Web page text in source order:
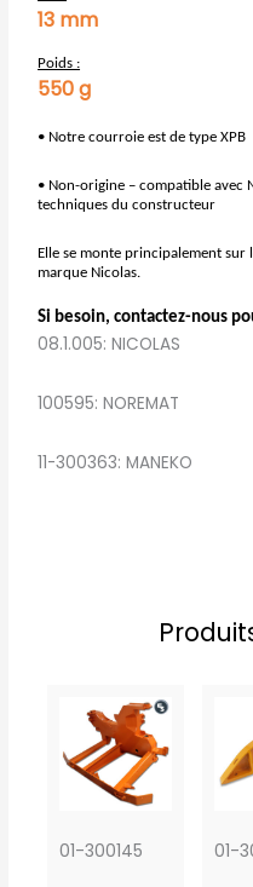
13 mm
Poids :
550 g
• Notre courroie est de type XPB
• Non-origine – compatible avec
techniques du constructeur
Elle se monte principalement
marque Nicolas.
Si besoin, contactez-nous
08.1.005: NICOLAS
100595: NOREMAT
11-300363: MANEKO
01-300145 01-